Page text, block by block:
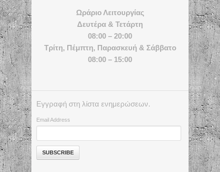
Ωράριο Λειτουργίας
Δευτέρα & Τετάρτη
08:00 – 20:00
Τρίτη, Πέμπτη, Παρασκευή & Σάββατο
08:00 – 15:00
Εγγραφή στη λίστα ενημερώσεων.
Email Address